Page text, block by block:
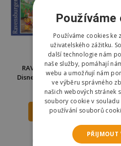
RAVENSBURGER Puzzle
Disney karneval 1000 dílků
289 Kč 359 Kč
DO KOŠÍKU
pozítří
Používáme
Používáme cookies ke
uživatelského zážitku.
další technologie nám
naše služby, pomáhají
webu a umožňují nám
ve výběru správného
našich webových stránek
soubory cookie v souladu
používání souborů
PŘIJMOUT